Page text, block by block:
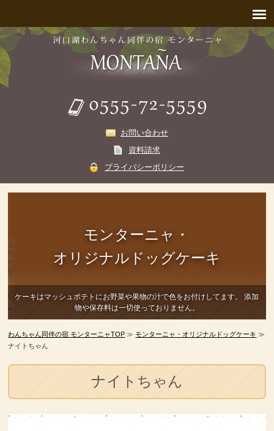
お問い合わせ
資料請求
プライバシーポリシー
モンターニャ・
オリジナルドッグケーキ
ケーキはマッシュポテトにお野菜や果物の汁で色をお付けしてます。
添加
物や保存料は一切使っておりません。
わんちゃん同伴の宿 モンターニャTOP ≫モンターニャ・オリジナルドッグケーキ ≫
ナイトちゃん
ナイトちゃん